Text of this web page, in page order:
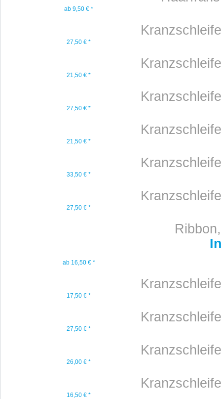
ab 9,50 € *
27,50 € *
21,50 € *
27,50 € *
21,50 € *
33,50 € *
27,50 € *
ab 16,50 € *
17,50 € *
27,50 € *
26,00 € *
16,50 € *